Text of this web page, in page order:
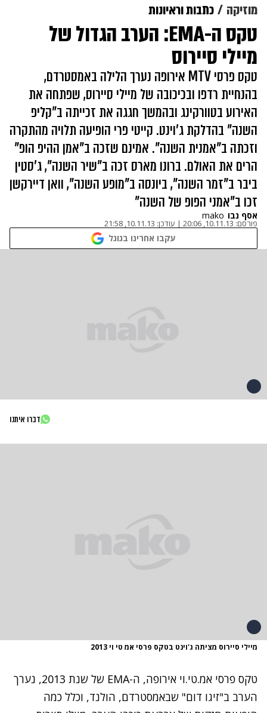
מוזיקה כתבות וראיונות
טקס ה-EMA: הערב הגדול של
מיילי סיירוס
טקס פרסי MTV אירופה נערך הלילה באמסטרדם,
בהנחיית רדפו ובכיכובה של מיילי סיירוס, שפתחה את
האירוע בטוורקינג ובהמשך חגגה את זכייתה ב"קליפ
השנה" בהדלקת ג'וינט. קייטי פרי הופיעה תלויה מהתקרה
וזכתה ב"אמנית השנה". אמינם שזכה ב"אמן ההיפ הופ"
הרים את האולם. ברונו מארס זכה ב"שיר השנה", ג'סטין
ביבר ב"זמר השנה", ביונסה ב"מופע השנה", וואן דיירקשן
זכו ב"אמני הפופ של השנה"
אסף נבו mako
פורסם: 10.11.13, 20:06
| עודכן: 10.11.13, 21:58
עקבו אחרינו בגוגל
דברו איתנו
מיילי סיירוס מציתה ג'וינט בטקס פרסי אמ טי וי 2013
טקס פרסי אמ.טי.וי אירופה, ה-EMA של שנת 2013, נערך
הערב ב"זיגו דום" שבאמסטרדם, הולנד, וכלל כמה